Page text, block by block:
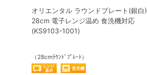
オリエンタル ラウンドプレート(銀白)
28cm 電子レンジ温め 食洗機対応
(KS9103-1001)
（28cmﾗｳﾝﾄﾞﾌﾟﾚｰﾄ）